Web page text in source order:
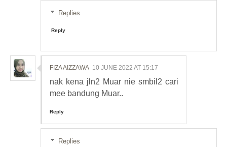
Replies
Reply
FIZA AIZZAWA 10 JUNE 2022 AT 15:17
nak kena jln2 Muar nie smbil2 cari
mee bandung Muar..
Reply
Replies